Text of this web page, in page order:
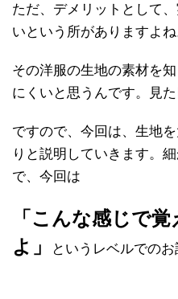
ただ、デメリットとして
いという所がありますよね
その洋服の生地の素材を
にくいと思うんです。見
ですので、今回は、生地
りと説明していきます。
で、今回は
「こんな感じで
よ」
というレベルでのお